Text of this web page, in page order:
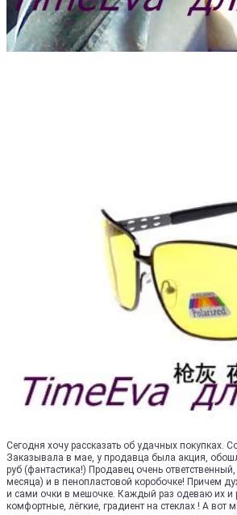
Сегодня хочу рассказать об удачных покупках.
Заказывала в мае, у продавца была акция,
руб (фантастика!) Продавец очень
месяца) и в пенопластовой коробочке! Причем
и сами очки в мешочке. Каждый раз одеваю их и
комфортные, лёгкие, градиент на стеклах ! А вот